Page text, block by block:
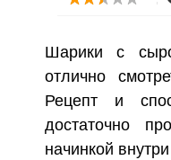
Шарики с
отлично
Рецепт и
достаточно
начинкой